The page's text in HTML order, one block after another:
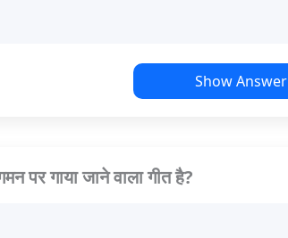
Show Answer
पर गाया जाने वाला गीत है?